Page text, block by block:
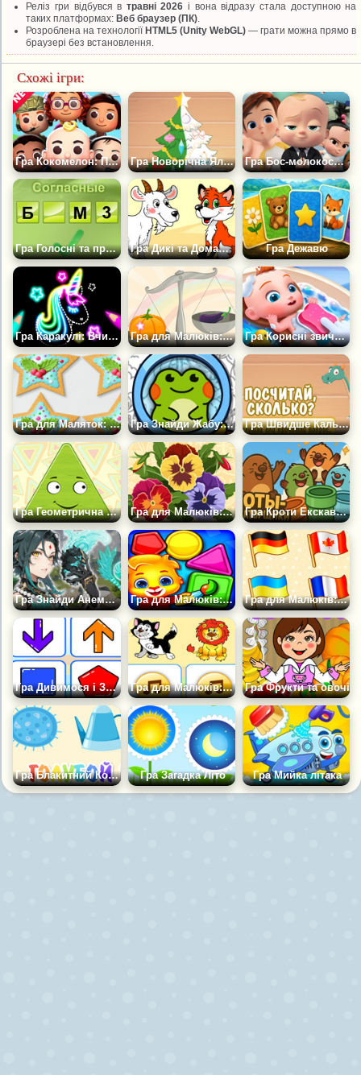
Реліз гри відбувся в травні 2026 і вона відразу стала доступною на
таких платформах:Веб браузер (ПК)
Розроблена на технологіїHTML5 (Unity WebGL) — грати можна прямо в
браузері без встановлення.
Схожі ігри:
Гра Кокомелон: Професія Моєї Мрії Гра Новорічна Ялинка: Розмальовка Гра Бос-молокосос: Знайди Пару
Гра Голосні та приголосні Гра Дикі та Домашні Тварини Гра Дежавю
Гра Каракулі: Вчися Малювати Гра для Малюків: Ваги Гра Корисні звички Для малюків
Гра для Маляток: Прикрась Печиво Гра Знайди Жабу: Приховані Предмети Гра Швидше Калькулятора: Порахуй Скільки
Гра Геометрична Фігура Трикутник Гра для Малюків: Букет Квітів Гра Кроти Екскаваторники
Гра Знайди Анемацилус Гра для Малюків: Вивчаємо Кольори Гра для Малюків: Прапори
Гра Дивимося і Запам'ятовуємо Гра для Малюків: Чий Звук? Гра Фрукти та овочі
Гра Блакитний Колір Гра Загадка Літо Гра Мийка літака